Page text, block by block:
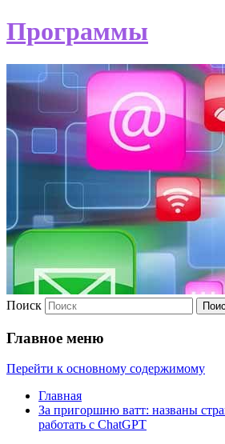
Программы
Поиск
Главное меню
Перейти к основному содержимому
Главная
За пригоршню ватт: названы
работать с ChatGPT